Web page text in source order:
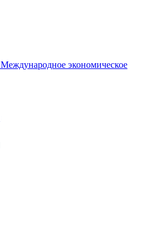
Международное экономическое